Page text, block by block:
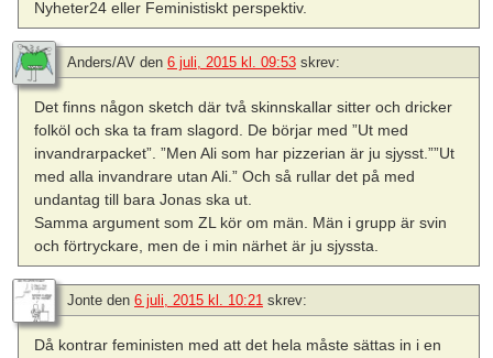
Nyheter24 eller Feministiskt perspektiv.
Anders/AV den 6 juli, 2015 kl. 09:53 skrev:
Det finns någon sketch där två skinnskallar sitter och dricker
folköl och ska ta fram slagord. De börjar med ”Ut med
invandrarpacket”. ”Men Ali som har pizzerian är ju sjysst.””Ut
med alla invandrare utan Ali.” Och så rullar det på med
undantag till bara Jonas ska ut.
Samma argument som ZL kör om män. Män i grupp är svin
och förtryckare, men de i min närhet är ju sjyssta.
Jonte den 6 juli, 2015 kl. 10:21 skrev:
Då kontrar feministen med att det hela måste sättas in i en